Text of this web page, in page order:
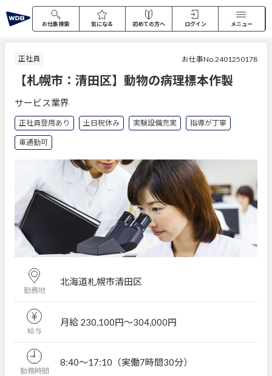
お仕事検索 気になる 初めての方へ ログイン メニュー
正社員 お仕事No.2401250178
【札幌市：清田区】動物の病理標本作製
サービス業界
正社員登用あり 土日祝休み 実験設備充実 指導が丁寧
車通勤可
勤務地
北海道札幌市清田区
給与
月給 230,100円〜304,000円
勤務時間
8:40～17:10（実働7時間30分）